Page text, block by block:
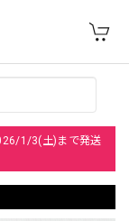
1/3(土)まで発送